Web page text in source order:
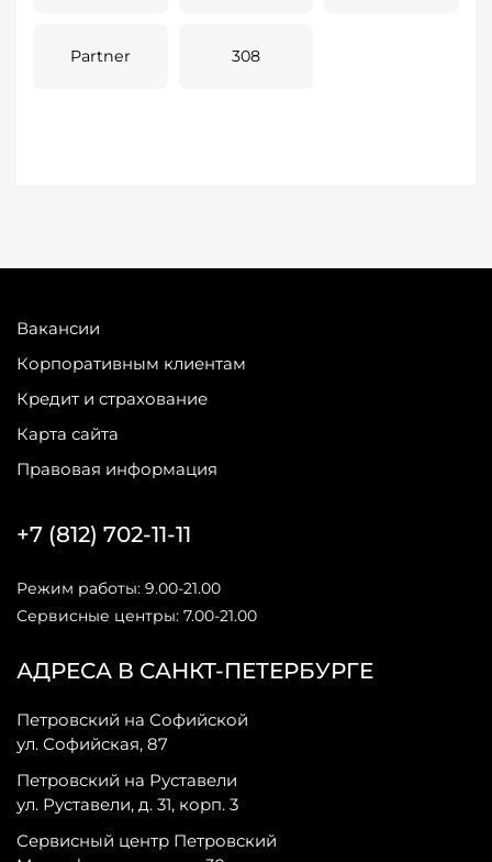
Partner 308
Вакансии
Корпоративным клиентам
Кредит и страхование
Карта сайта
Правовая информация
АДРЕСА В САНКТ-ПЕТЕРБУРГЕ
Петровский на Софийской
ул. Софийская, 87
Петровский на Руставели
ул. Руставели, д. 31, корп. 3
Сервисный центр Петровский
+7 (812) 702-11-11
Режим работы: 9.00-21.00
Сервисные центры: 7.00-21.00